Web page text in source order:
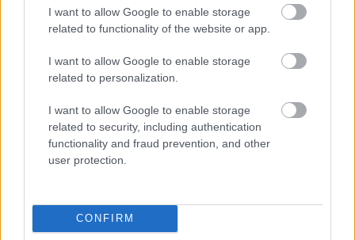
I want to allow Google to enable storage
related to functionality of the website or app.
I want to allow Google to enable storage
related to personalization.
I want to allow Google to enable storage
related to security, including authentication
functionality and fraud prevention, and other
user protection.
CONFIRM
Hoppá, lehet, hogy készül az Until Dawn 2!